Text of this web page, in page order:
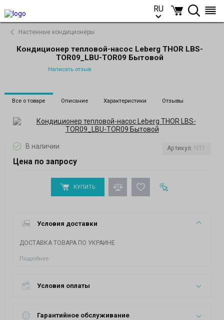
RU
Настенные кондиционеры
Кондиционер тепловой-насос Leberg THOR LBS-
TOR09_LBU-TOR09 Бытовой
Написать отзыв
Все о товаре Описание Характеристики Отзывы
В наличии
Цена по запросу
Артикул: NT1
КУПИТЬ
Условия доставки
ДОСТАВКА ТОВАРА ПО УКРАИНЕ
Подробнее
Условия оплаты
Гарантийное обслуживание